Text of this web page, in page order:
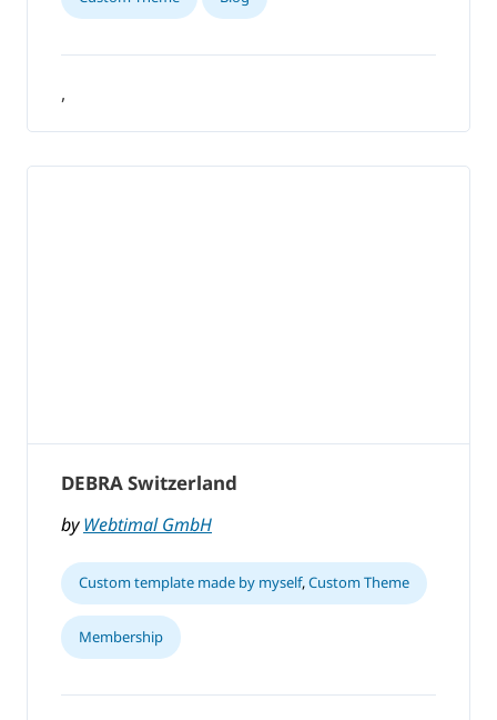
,
DEBRA Switzerland
byWebtimal GmbH
Custom template made by myself,Custom Theme
Membership